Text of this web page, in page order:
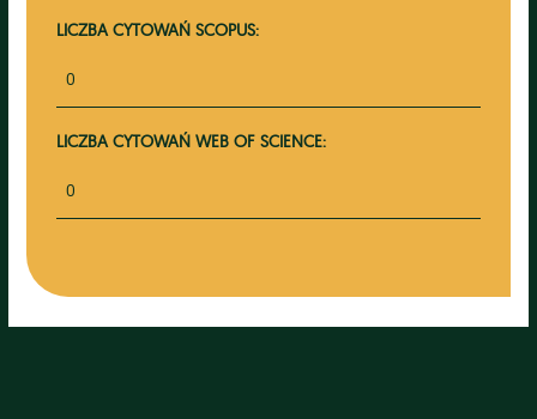
LICZBA CYTOWAŃ SCOPUS:
0
LICZBA CYTOWAŃ WEB OF SCIENCE:
0